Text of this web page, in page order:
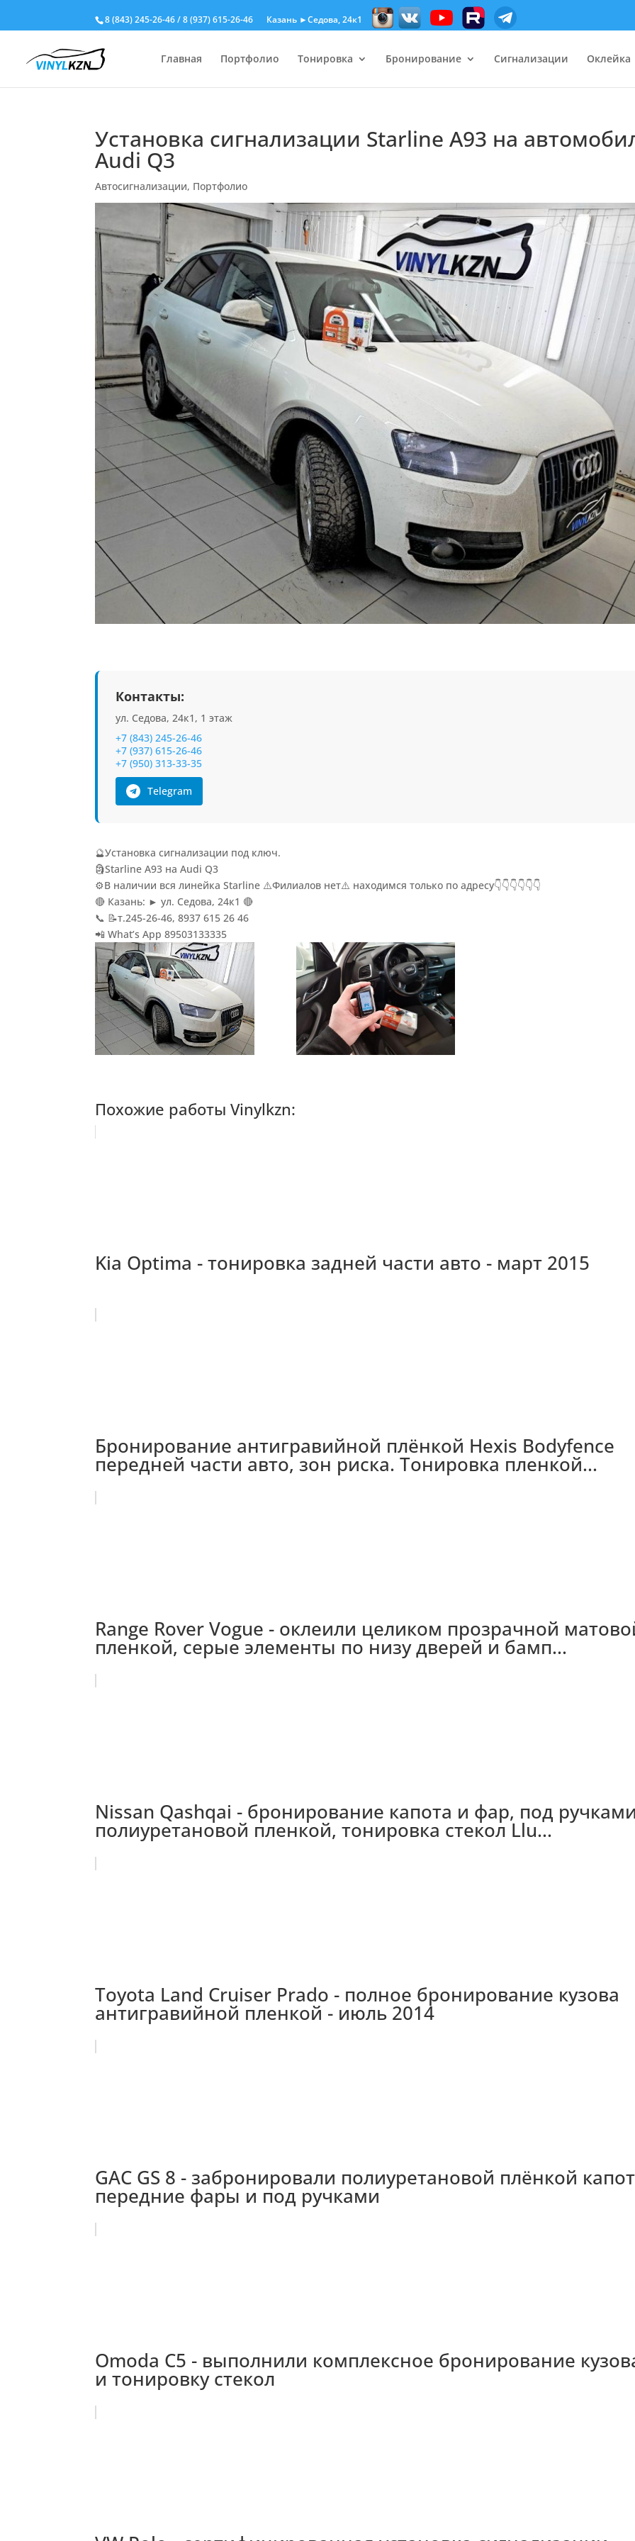
8 (843) 245-26-46/8 (937) 615-26-46 Казань ►Седова, 24к1
Главная Портфолио Тонировка Бронирование Сигнализации Оклейка
Установка сигнализации Starline A93 на
Audi Q3
Автосигнализации, Портфолио
Контакты:
ул. Седова, 24к1, 1 этаж
+7 (843) 245-26-46
+7 (937) 615-26-46
+7 (950) 313-33-35
Telegram
🔮Установка сигнализации под ключ.
🗿Starline A93 на Audi Q3
⚙️В наличии вся линейка Starline ⚠️Филиалов нет⚠️ находимся только по адресу👇👇👇👇👇👇
🔴 Казань: ► ул. Седова, 24к1 🔴
📞 📝т.245-26-46, 8937 615 26 46
📲 What’s App 89503133335
Похожие работы Vinylkzn:
Kia Optima - тонировка задней части авто - март 2015
Бронирование антигравийной плёнкой Hexis Bodyfence
передней части авто, зон риска. Тонировка пленкой...
Range Rover Vogue - оклеили целиком прозрачной
пленкой, серые элементы по низу дверей и бамп...
Nissan Qashqai - бронирование капота и фар, под
полиуретановой пленкой, тонировка стекол Llu...
Toyota Land Cruiser Prado - полное бронирование кузова
антигравийной пленкой - июль 2014
GAC GS 8 - забронировали полиуретановой плёнкой
передние фары и под ручками
Omoda C5 - выполнили комплексное бронирование
и тонировку стекол